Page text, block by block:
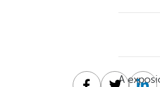
A